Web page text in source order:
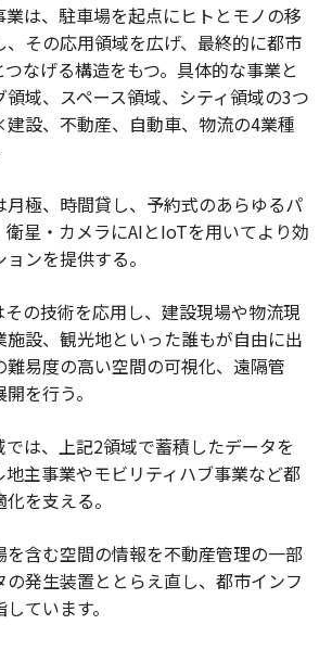
業は、駐車場を起点にヒトとモノの移
その応用領域を広げ、最終的に都市
なげる構造をもつ。具体的な事業と
領域、スペース領域、シティ領域の3つ
設、不動産、自動車、物流の4業種
月極、時間貸し、予約式のあらゆるパ
衛星・カメラにAIとIoTを用いてより効
ンを提供する。
その技術を応用し、建設現場や物流現
設、観光地といった誰もが自由に出
難易度の高い空間の可視化、遠隔管
を行う。
は、上記2領域で蓄積したデータを
地主事業やモビリティハブ事業など都
を支える。
を含む空間の情報を不動産管理の一部
の発生装置ととらえ直し、都市インフ
ています。